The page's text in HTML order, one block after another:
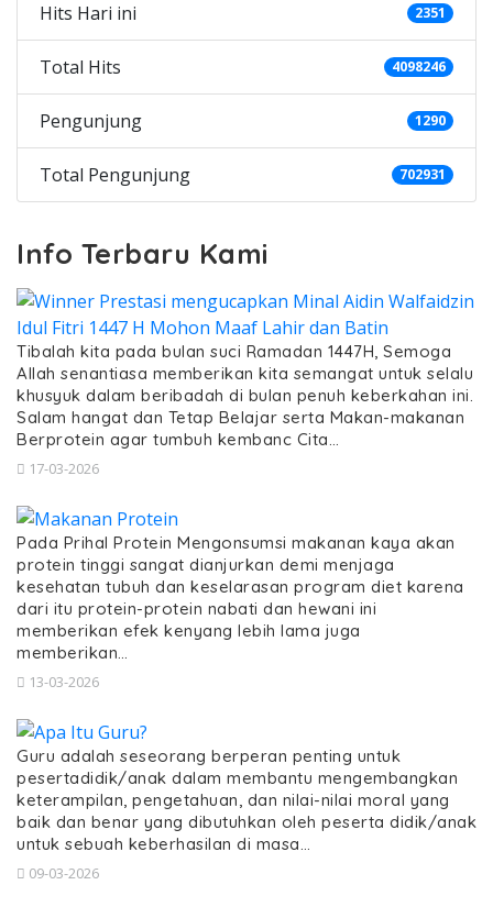
Hits Hari ini 2351
Total Hits 4098246
Pengunjung 1290
Total Pengunjung 702931
Info Terbaru Kami
Tibalah kita pada bulan suci Ramadan 1447H, Semoga
Allah senantiasa memberikan kita semangat untuk selalu
khusyuk dalam beribadah di bulan penuh keberkahan ini.
Salam hangat dan Tetap Belajar serta Makan-makanan
Berprotein agar tumbuh kembanc Cita…
17-03-2026
Pada Prihal Protein Mengonsumsi makanan kaya akan
protein tinggi sangat dianjurkan demi menjaga
kesehatan tubuh dan keselarasan program diet karena
dari itu protein-protein nabati dan hewani ini
memberikan efek kenyang lebih lama juga
memberikan…
13-03-2026
Guru adalah seseorang berperan penting untuk
pesertadidik/anak dalam membantu mengembangkan
keterampilan, pengetahuan, dan nilai-nilai moral yang
baik dan benar yang dibutuhkan oleh peserta didik/anak
untuk sebuah keberhasilan di masa…
09-03-2026